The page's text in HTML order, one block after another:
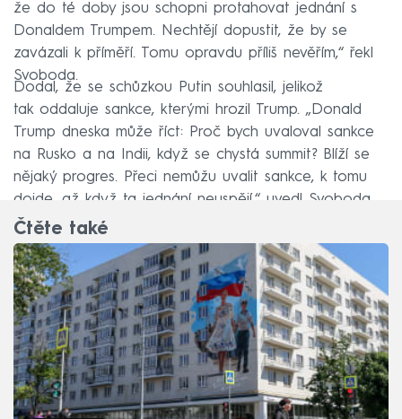
že do té doby jsou schopni protahovat jednání s
Donaldem Trumpem. Nechtějí dopustit, že by se
zavázali k příměří. Tomu opravdu příliš nevěřím,“ řekl
Svoboda.
Dodal, že se schůzkou Putin souhlasil, jelikož
tak oddaluje sankce, kterými hrozil Trump. „Donald
Trump dneska může říct: Proč bych uvaloval sankce
na Rusko a na Indii, když se chystá summit? Blíží se
nějaký progres. Přeci nemůžu uvalit sankce, k tomu
dojde, až když ta jednání neuspějí,“ uvedl Svoboda.
Čtěte také